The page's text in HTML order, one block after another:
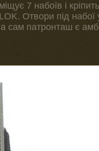
7 набоїв і
Отвори під набої
сам патронташ є